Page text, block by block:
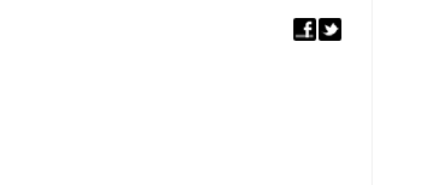
5. EUROPÄISCHER